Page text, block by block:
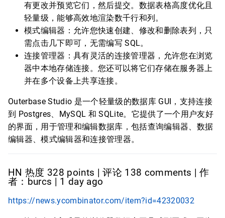
有更改并预览它们，然后提交。数据表格高度优化且
轻量级，能够高效地渲染数千行和列。
模式编辑器：允许您快速创建、修改和删除表列，只
需点击几下即可，无需编写 SQL。
连接管理器：具有灵活的连接管理器，允许您在浏览
器中本地存储连接。您还可以将它们存储在服务器上
并在多个设备上共享连接。
Outerbase Studio 是一个轻量级的数据库 GUI，支持连接
到 Postgres、MySQL 和 SQLite。它提供了一个用户友好
的界面，用于管理和编辑数据库，包括查询编辑器、数据
编辑器、模式编辑器和连接管理器。
HN 热度 328 points | 评论 138 comments | 作
者：burcs | 1 day ago
https://news.ycombinator.com/item?id=42320032